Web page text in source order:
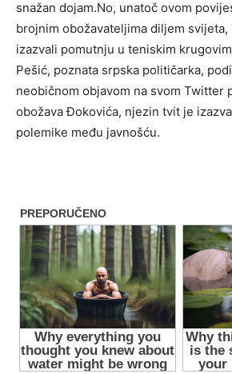
snažan dojam.No, unatoč ovom
brojnim obožavateljima diljem
izazvali pomutnju u teniskim
Pešić, poznata srpska političarka,
neobičnom objavom na svom Twitter
obožava Đokovića, njezin tvit je
polemike među javnošću.